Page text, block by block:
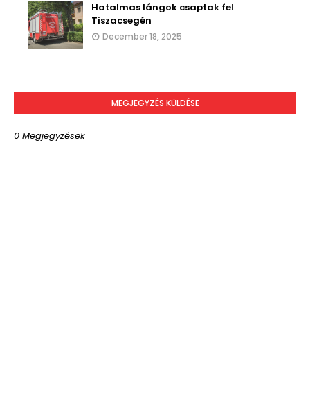
Hatalmas lángok csaptak fel
Tiszacsegén
December 18, 2025
MEGJEGYZÉS KÜLDÉSE
0 Megjegyzések